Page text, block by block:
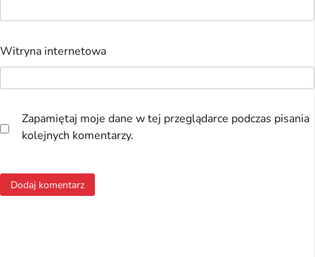
Witryna internetowa
Zapamiętaj moje dane w tej przeglądarce podczas pisania
kolejnych komentarzy.